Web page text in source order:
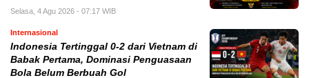
Selasa, 4 Agu 2026 - 07:17 WIB
Internasional
Indonesia Tertinggal 0-2 dari Vietnam di
Babak Pertama, Dominasi Penguasaan
Bola Belum Berbuah Gol